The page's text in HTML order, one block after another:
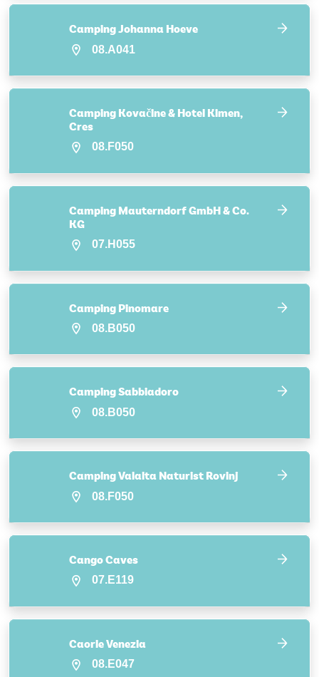
Camping Johanna Hoeve
08.A041
Camping Kovačine & Hotel Kimen,
Cres
08.F050
Camping Mauterndorf GmbH & Co.
KG
07.H055
Camping Pinomare
08.B050
Camping Sabbiadoro
08.B050
Camping Valalta Naturist Rovinj
08.F050
Cango Caves
07.E119
Caorle Venezia
08.E047